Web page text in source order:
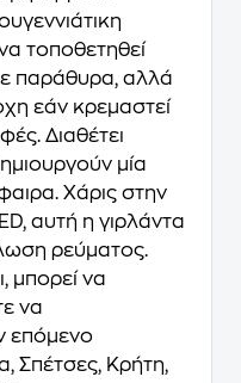
τοποθετηθεί
παράθυρα, αλλά
εάν κρεμαστεί
Διαθέτει
μία
Χάρις στην
αυτή η γιρλάντα
ρεύματος.
μπορεί να
να
επόμενο
Σπέτσες, Κρήτη,